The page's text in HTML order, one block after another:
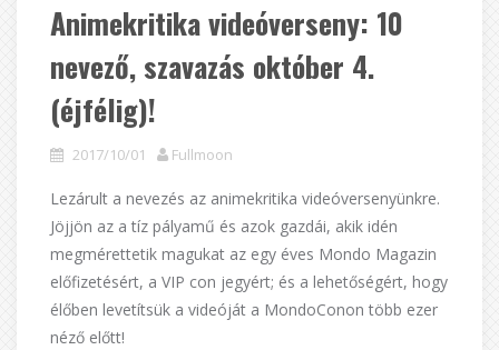
Animekritika videóverseny: 10
nevező, szavazás október 4.
(éjfélig)!
2017/10/01 Fullmoon
Lezárult a nevezés az animekritika videóversenyünkre.
Jöjjön az a tíz pályamű és azok gazdái, akik idén
megmérettetik magukat az egy éves Mondo Magazin
előfizetésért, a VIP con jegyért; és a lehetőségért, hogy
élőben levetítsük a videóját a MondoConon több ezer
néző előtt!